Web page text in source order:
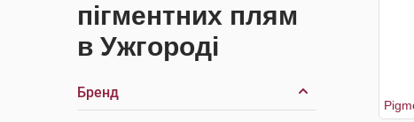
пігментних плям
в Ужгороді
Бренд